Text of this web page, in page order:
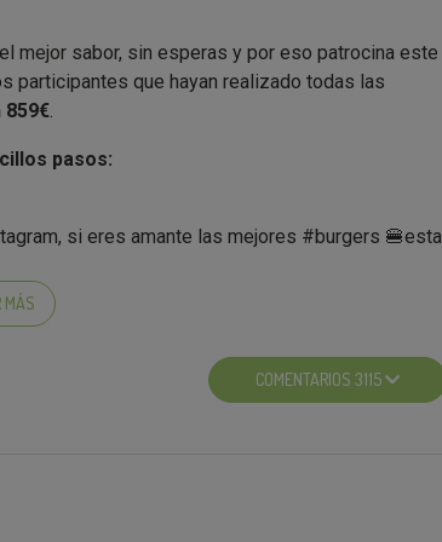
mejor sabor, sin esperas y por eso patrocina este
participantes que hayan realizado todas las
859€
pasos:
si eres amante las mejores #burgers 🍔esta
en la Campaña de Cashback(hasta el
Pork, Veggie, Chicken y Cheese
MÁS
COMENTARIOS 3115